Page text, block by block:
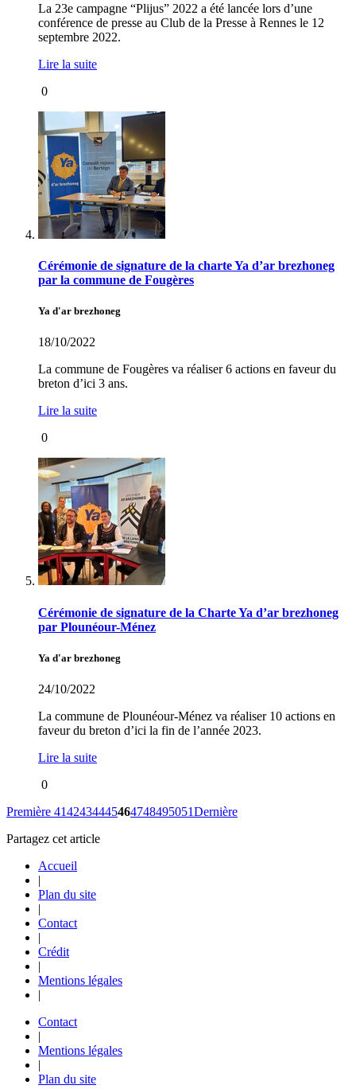
La 23e campagne “Plijus” 2022 a été lancée lors d’une
conférence de presse au Club de la Presse à Rennes le 12
septembre 2022.
Lire la suite
0
Cérémonie de signature de la charte Ya d’ar brezhoneg
par la commune de Fougères
Ya d'ar brezhoneg
18/10/2022
La commune de Fougères va réaliser 6 actions en faveur du
breton d’ici 3 ans.
Lire la suite
0
Cérémonie de signature de la Charte Ya d’ar brezhoneg
par Plounéour-Ménez
Ya d'ar brezhoneg
24/10/2022
La commune de Plounéour-Ménez va réaliser 10 actions en
faveur du breton d’ici la fin de l’année 2023.
Lire la suite
0
Première 4142434445464748495051Dernière
Partagez cet article
Accueil
|
Plan du site
|
Contact
|
Crédit
|
Mentions légales
|
Contact
|
Mentions légales
|
Plan du site